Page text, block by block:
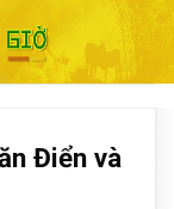
Điển và